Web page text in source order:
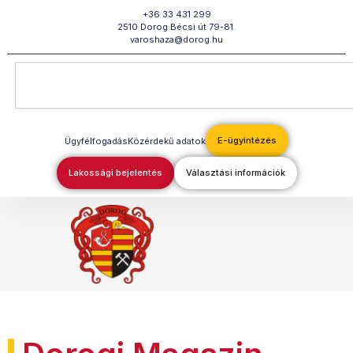
+36 33 431 299
2510 Dorog Bécsi út 79-81.
varoshaza@dorog.hu
ÜgyfélfogadásKözérdekű adatok E-ügyintézés
Lakossági bejelentés Választási információk